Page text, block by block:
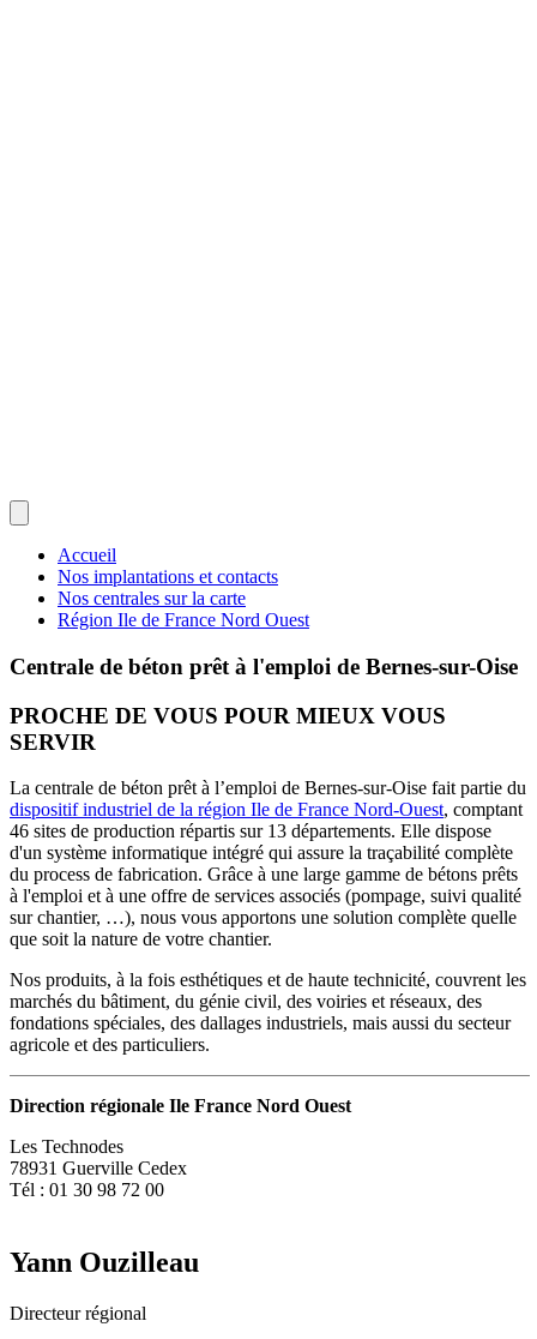
Accueil
Nos implantations et contacts
Nos centrales sur la carte
Région Ile de France Nord Ouest
Centrale de béton prêt à l'emploi de Bernes-sur-Oise
PROCHE DE VOUS POUR MIEUX VOUS
SERVIR
La centrale de béton prêt à l’emploi de Bernes-sur-Oise fait partie du
dispositif industriel de la région Ile de France Nord-Ouest, comptant
46 sites de production répartis sur 13 départements. Elle dispose
d'un système informatique intégré qui assure la traçabilité complète
du process de fabrication. Grâce à une large gamme de bétons prêts
à l'emploi et à une offre de services associés (pompage, suivi qualité
sur chantier, …), nous vous apportons une solution complète quelle
que soit la nature de votre chantier.
Nos produits, à la fois esthétiques et de haute technicité, couvrent les
marchés du bâtiment, du génie civil, des voiries et réseaux, des
fondations spéciales, des dallages industriels, mais aussi du secteur
agricole et des particuliers.
Direction régionale Ile France Nord Ouest
Les Technodes
78931 Guerville Cedex
Tél : 01 30 98 72 00
Yann Ouzilleau
Directeur régional